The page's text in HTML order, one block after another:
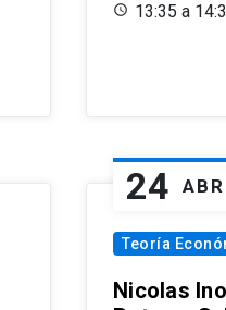
13:35 a
24 ABR
Teoría
Nicolas